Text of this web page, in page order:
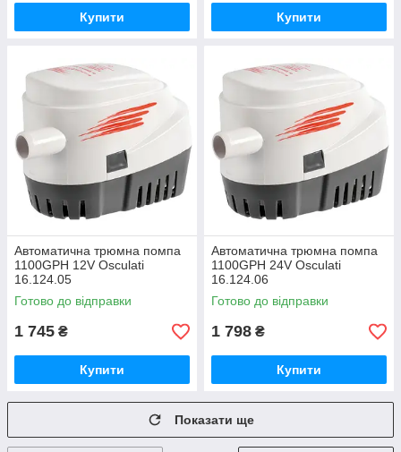
Купити Купити
Автоматична трюмна помпа
1100GPH 12V Osculati
16.124.05
Готово до відправки
1 745 ₴
Купити
Автоматична трюмна помпа
1100GPH 24V Osculati
16.124.06
Готово до відправки
1 798 ₴
Купити
Показати ще